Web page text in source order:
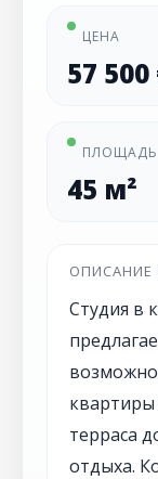
ЦЕНА
57 500
ПЛОЩАДЬ
45 м²
ОПИСАНИЕ
Студия в
квартиры
терраса
отдыха.